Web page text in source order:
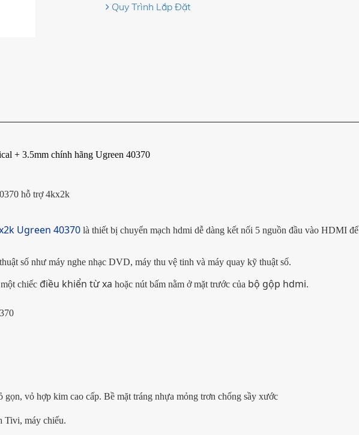
Quy Trình Lắp Đặt
+ 3.5mm chính hãng Ugreen 40370
hỗ trợ 4kx2k
Ugreen 40370 là thiết bị chuyển mạch hdmi dễ dàng kết nối 5 nguồn đầu vào HDMI
số như máy nghe nhạc DVD, máy thu vệ tinh và máy quay kỹ thuật số.
chiếc điều khiển từ xa hoặc nút bấm nằm ở mặt trước của bộ gộp hdmi.
gọn, vỏ hợp kim cao cấp. Bề mặt tráng nhựa mỏng trơn chống sầy xước
Tivi, máy chiếu.